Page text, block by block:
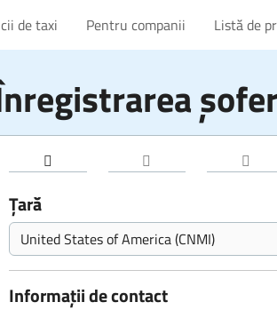
de taxi Pentru companii Listă de
Țară
Informații de contact